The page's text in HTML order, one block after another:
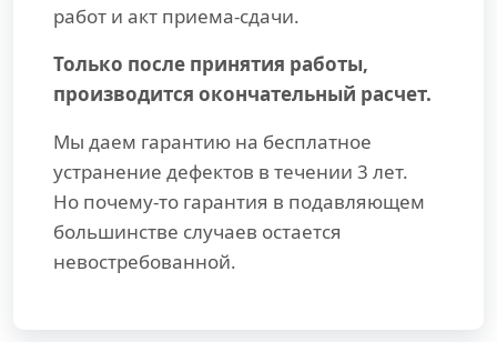
работ и акт приема-сдачи.
Только после принятия работы,
производится окончательный расчет.
Мы даем гарантию на бесплатное
устранение дефектов в течении 3 лет.
Но почему-то гарантия в подавляющем
большинстве случаев остается
невостребованной.